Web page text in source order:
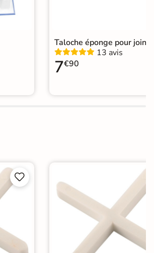
Taloche éponge pour joint
13 avis
7€90

